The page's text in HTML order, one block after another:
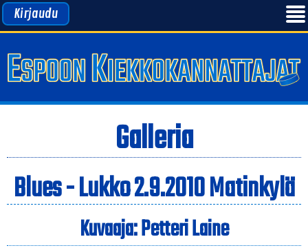
Kirjaudu
Galleria
Blues - Lukko 2.9.2010 Matinkylä
Kuvaaja: Petteri Laine